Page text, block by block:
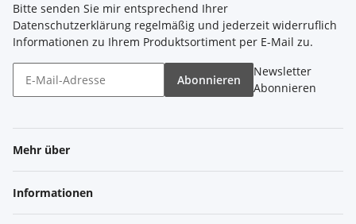
Bitte senden Sie mir entsprechend Ihrer
Datenschutzerklärung regelmäßig und jederzeit widerruflich
Informationen zu Ihrem Produktsortiment per E-Mail zu.
Abonnieren
Newsletter
Abonnieren
Mehr über
Informationen